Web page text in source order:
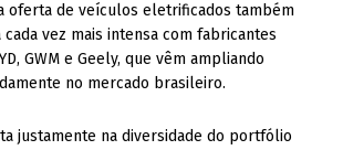
oferta de veículos eletrificados também
vez mais intensa com fabricantes
GWM e Geely, que vêm ampliando
no mercado brasileiro.
justamente na diversidade do portfólio